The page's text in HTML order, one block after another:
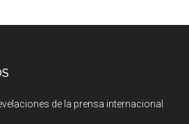
de la prensa internacional